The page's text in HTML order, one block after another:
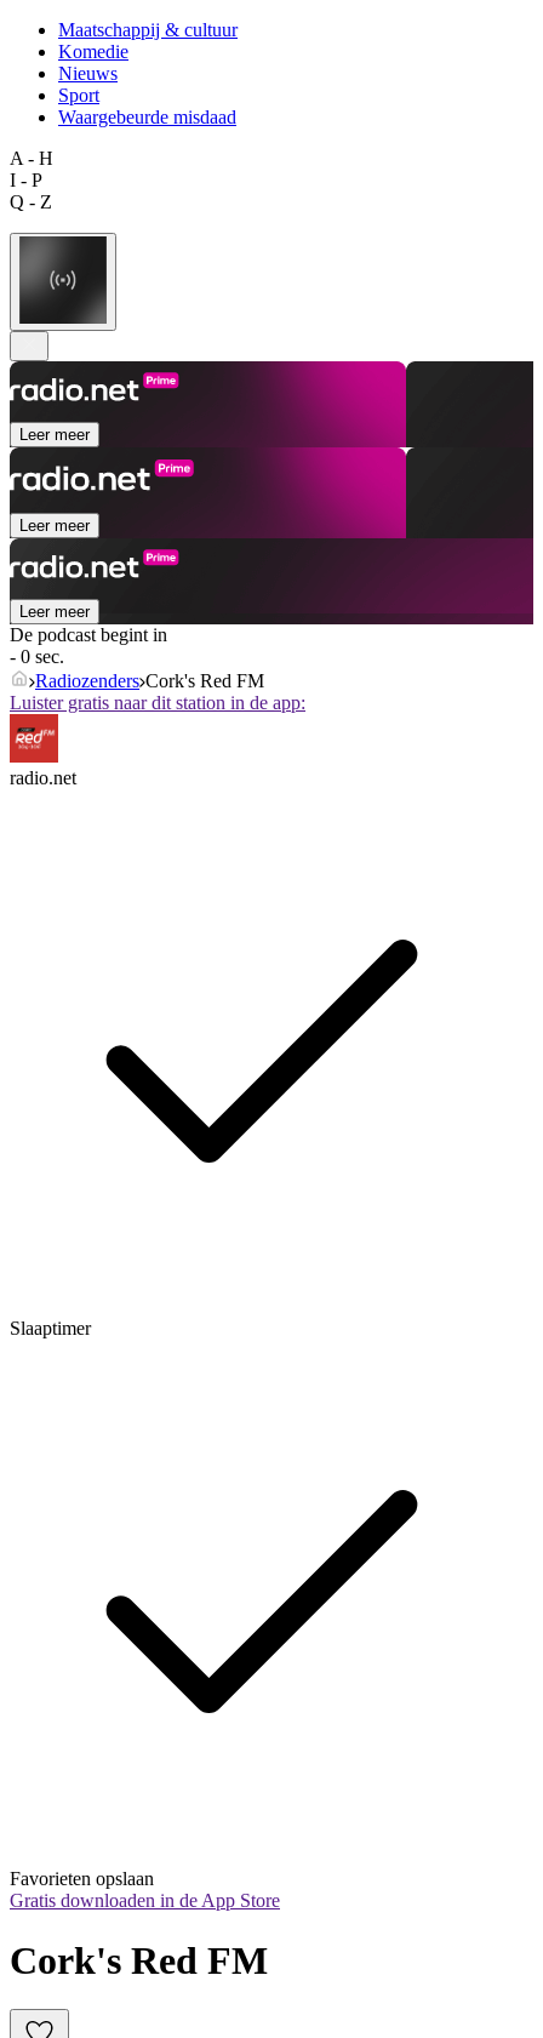
Maatschappij & cultuur
Komedie
Nieuws
Sport
Waargebeurde misdaad
A - H
I - P
Q - Z
Leer meer
Leer meer
Leer meer
De podcast begint in
- 0 sec.
Radiozenders Cork's Red FM
Luister gratis naar dit station in de app:
radio.net
Slaaptimer
Favorieten opslaan
Gratis downloaden in de App Store
Cork's Red FM